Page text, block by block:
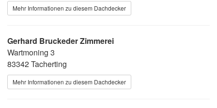
Mehr Informationen zu diesem Dachdecker
Gerhard Bruckeder Zimmerei
Wartmoning 3
83342 Tacherting
Mehr Informationen zu diesem Dachdecker